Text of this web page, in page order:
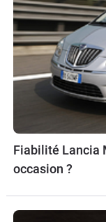
Fiabilité Lancia
occasion ?